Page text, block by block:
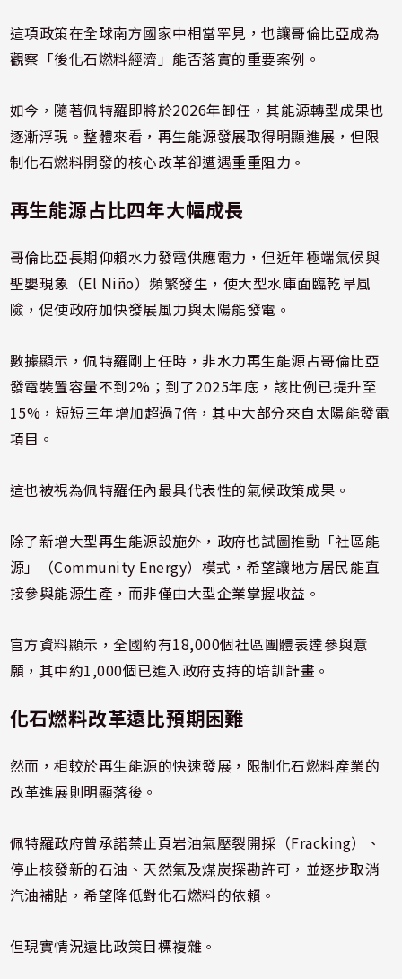
這項政策在全球南方國家中相當罕見，也讓哥倫比亞成為
觀察「後化石燃料經濟」能否落實的重要案例。
如今，隨著佩特羅即將於2026年卸任，其能源轉型成果也
逐漸浮現。整體來看，再生能源發展取得明顯進展，但限
制化石燃料開發的核心改革卻遭遇重重阻力。
再生能源占比四年大幅成長
哥倫比亞長期仰賴水力發電供應電力，但近年極端氣候與
聖嬰現象（El Niño）頻繁發生，使大型水庫面臨乾旱風
險，促使政府加快發展風力與太陽能發電。
數據顯示，佩特羅剛上任時，非水力再生能源占哥倫比亞
發電裝置容量不到2%；到了2025年底，該比例已提升至
15%，短短三年增加超過7倍，其中大部分來自太陽能發電
項目。
這也被視為佩特羅任內最具代表性的氣候政策成果。
除了新增大型再生能源設施外，政府也試圖推動「社區能
源」（Community Energy）模式，希望讓地方居民能直
接參與能源生產，而非僅由大型企業掌握收益。
官方資料顯示，全國約有18,000個社區團體表達參與意
願，其中約1,000個已進入政府支持的培訓計畫。
化石燃料改革遠比預期困難
然而，相較於再生能源的快速發展，限制化石燃料產業的
改革進展則明顯落後。
佩特羅政府曾承諾禁止頁岩油氣壓裂開採（Fracking）、
停止核發新的石油、天然氣及煤炭探勘許可，並逐步取消
汽油補貼，希望降低對化石燃料的依賴。
但現實情況遠比政策目標複雜。